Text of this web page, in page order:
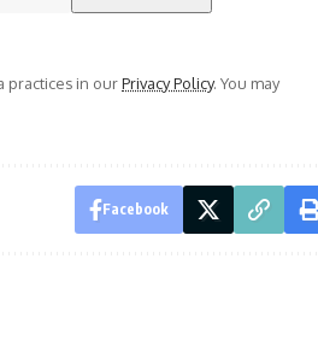
practices in ourPrivacy Policy. You may
Facebook